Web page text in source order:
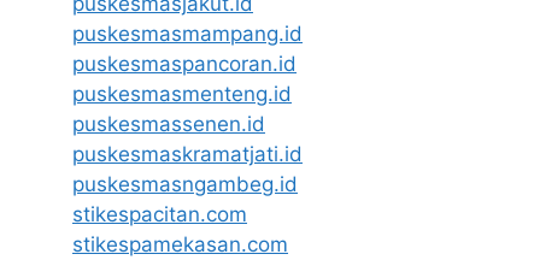
puskesmasmampang.id
puskesmaspancoran.id
puskesmasmenteng.id
puskesmassenen.id
puskesmaskramatjati.id
puskesmasngambeg.id
stikespacitan.com
stikespamekasan.com